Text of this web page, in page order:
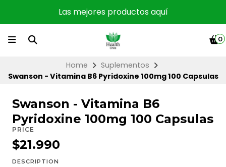
Las mejores productos aquí
0
Home
Suplementos
Swanson - Vitamina B6 Pyridoxine 100mg 100 Capsulas
Swanson - Vitamina B6
Pyridoxine 100mg 100 Capsulas
PRICE
$21.990
DESCRIPTION